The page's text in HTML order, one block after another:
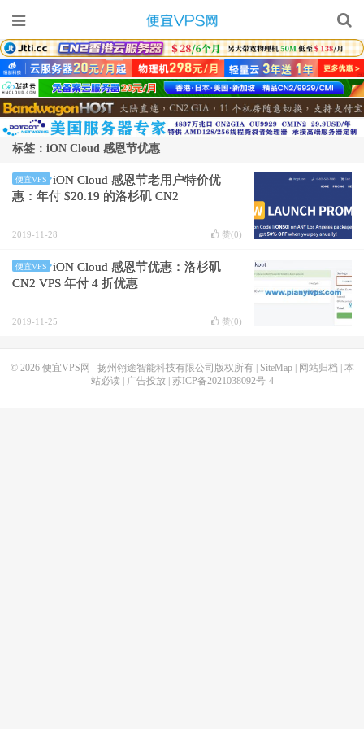
标签：iON Cloud 感恩节优惠
便宜VPS
iON Cloud 感恩节老用户特价优
惠：年付 $20.19 的洛杉矶 CN2
2019-11-28 赞(0)
便宜VPS
iON Cloud 感恩节优惠：洛杉矶
CN2 VPS 年付 4 折优惠
2019-11-25 赞(0)
© 2026 便宜VPS网 扬州翎途智能科技有限公司版权所有 | SiteMap| 网站归档
本
站必读
广告投放| 苏ICP备2021038092号-4